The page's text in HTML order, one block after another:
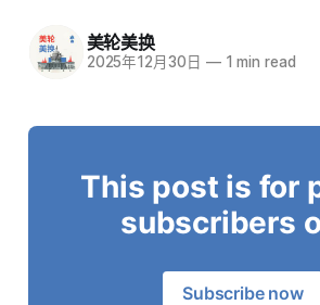
美轮美换
2025年12月30日 —1 min read
This post is for
subscribers
Subscribe now